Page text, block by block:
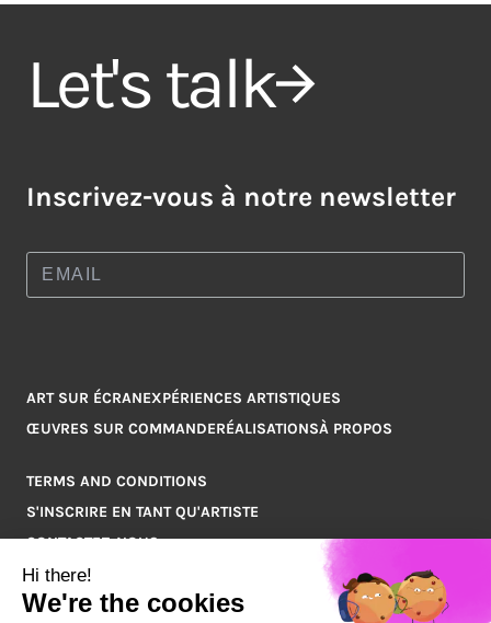
Let's talk
Inscrivez-vous à notre newsletter
ART SUR ÉCRANEXPÉRIENCES ARTISTIQUES
ŒUVRES SUR COMMANDERÉALISATIONSÀ PROPOS
TERMS AND CONDITIONS
S'INSCRIRE EN TANT QU'ARTISTE
CONTACTEZ-NOUS
Q&A